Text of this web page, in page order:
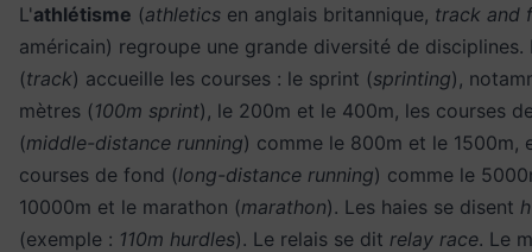
L'athlétisme (athletics en anglais britannique, track and
américain) regroupe une grande diversité de disciplines.
(track) accueille les courses : le sprint (sprinting),
mètres (100m sprint), le 200m et le 400m, les courses
(middle-distance running) comme le 800m et le 1500m,
courses de fond (long-distance running) comme le
10000m et le marathon (marathon). Les haies se disent
(exemple : 110m hurdles). Le relais se dit relay race. Le